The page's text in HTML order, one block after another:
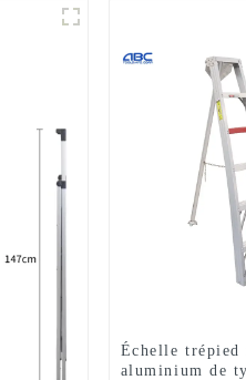
Échelle trépied
aluminium de